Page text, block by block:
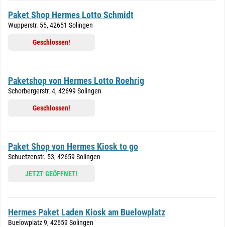
Paket Shop Hermes Lotto Schmidt
Wupperstr. 55, 42651 Solingen
Geschlossen!
Paketshop von Hermes Lotto Roehrig
Schorbergerstr. 4, 42699 Solingen
Geschlossen!
Paket Shop von Hermes Kiosk to go
Schuetzenstr. 53, 42659 Solingen
JETZT GEÖFFNET!
Hermes Paket Laden Kiosk am Buelowplatz
Buelowplatz 9, 42659 Solingen